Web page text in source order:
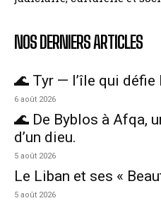
NOS DERNIERS ARTICLES
🌊 Tyr — l’île qui défie
6 août 2026
🌊 De Byblos à Afqa,
d’un dieu.
5 août 2026
Le Liban et ses «
5 août 2026